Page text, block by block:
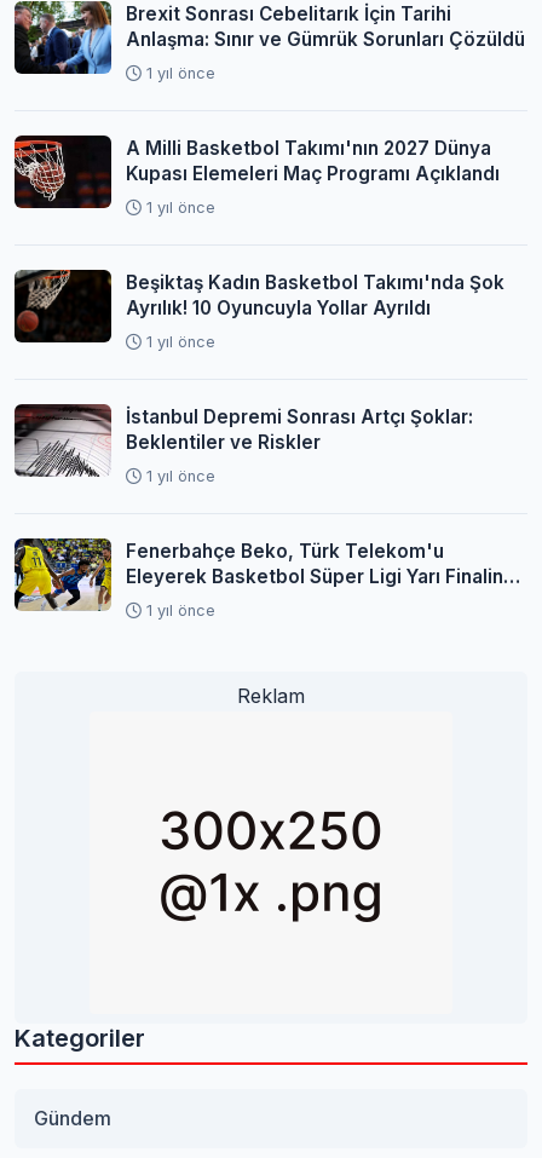
Brexit Sonrası Cebelitarık İçin Tarihi
Anlaşma: Sınır ve Gümrük Sorunları Çözüldü
1 yıl önce
A Milli Basketbol Takımı'nın 2027 Dünya
Kupası Elemeleri Maç Programı Açıklandı
1 yıl önce
Beşiktaş Kadın Basketbol Takımı'nda Şok
Ayrılık! 10 Oyuncuyla Yollar Ayrıldı
1 yıl önce
İstanbul Depremi Sonrası Artçı Şoklar:
Beklentiler ve Riskler
1 yıl önce
Fenerbahçe Beko, Türk Telekom'u
Eleyerek Basketbol Süper Ligi Yarı Finaline
Yükseldi
1 yıl önce
Reklam
Kategoriler
Gündem